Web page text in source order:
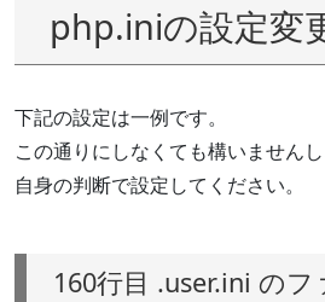
php.iniの設定変
下記の設定は一例です。
この通りにしなくても構いません
自身の判断で設定してください。
160行目 .user.ini のフ